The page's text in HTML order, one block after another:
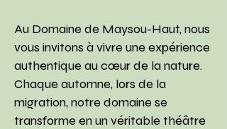
Au Domaine de Maysou-Haut, nous
vous invitons à vivre une expérience
authentique au cœur de la nature.
Chaque automne, lors de la
migration, notre domaine se
transforme en un véritable théâtre